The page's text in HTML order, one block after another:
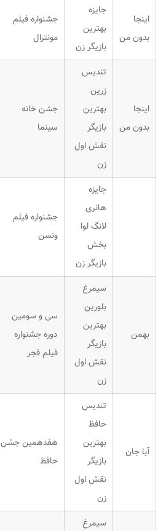
اینجا
بدون من
جایزه
بهترین
بازیگر زن
جشنواره فیلم
مونترال
اینجا
بدون من
تندیس
زرین
بهترین
بازیگر
نقش اول
زن
جشن خانه
سینما
جایزه
هانری
لانگ لوا
بخش
بازیگر زن
جشنواره فیلم
ونسن
بهمن
سیمرغ
بلورین
بهترین
بازیگر
نقش اول
زن
سی و سومین
دوره جشنواره
فیلم فجر
آبا جان
تندیس
حافظ
بهترین
بازیگر
نقش اول
زن
هفدهمین جشن
حافظ
سیمرغ